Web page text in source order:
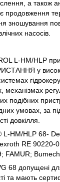
а також
продовження
зношування
насосів.
L-HM/HLP
у
механізмах
подібних
умовах, за
довкілля.
L-HM/HLP 68-
RE 90220-
FAMUR; Bumech.
68 допущені
та мають